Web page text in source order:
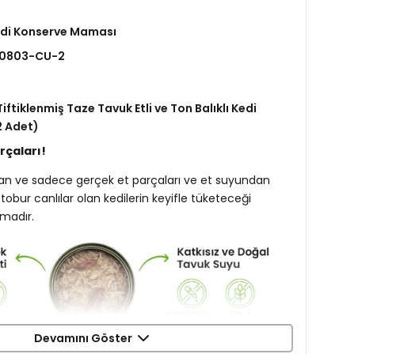
Konserve Maması
CU-2
Taze Tavuk Etli ve Ton Balıklı Kedi
Adet)
ve sadece gerçek et parçaları ve et suyundan
canlılar olan kedilerin keyifle tüketeceği
Devamını Göster